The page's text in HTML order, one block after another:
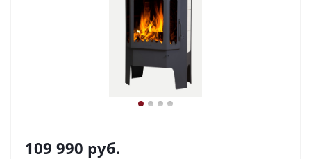
109 990 руб.